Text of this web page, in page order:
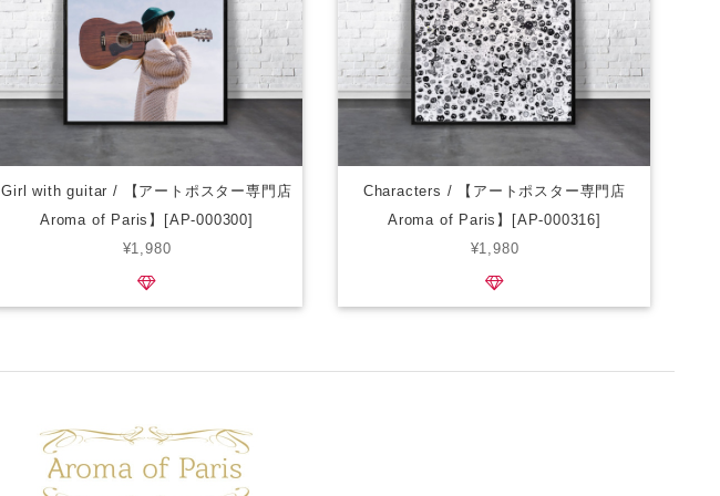
Girl with guitar / 【アートポスター専門店
Aroma of Paris】[AP-000300]
¥1,980
Characters / 【アートポスター専門店
Aroma of Paris】[AP-000316]
¥1,980